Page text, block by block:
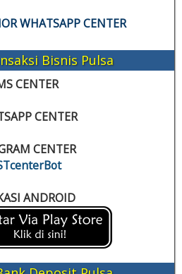
WHATSAPP CENTER
Bisnis Pulsa
CENTER
CENTER
CENTER
ANDROID